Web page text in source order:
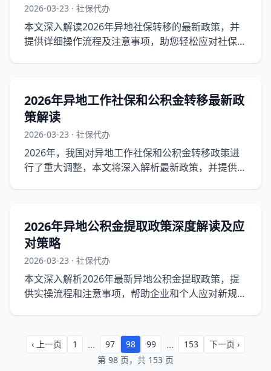
2026-03-23 · 社保代办
本文深入解读2026年异地社保转移的最新政策，并
提供详细操作流程及注意事项，助您轻松应对社保转
2026年异地工作社保和公积金转移最新政
策解读
2026-03-23 · 社保代办
2026年，我国对异地工作社保和公积金转移政策进
行了重大调整，本文将深入解析最新政策，并提供实
2026年异地公积金提取政策深度解读及应
对策略
2026-03-23 · 社保代办
本文深入解析2026年最新异地公积金提取政策，提
供实操流程和注意事项，帮助企业和个人应对新规带
‹ 上一页 1 ... 97 98 99 ... 153
下一页 ›
第 98 页，共 153 页